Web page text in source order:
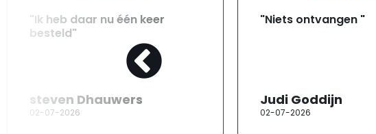
"Ik heb daar nu één keer
besteld"
steven Dhauwers
02-07-2026
"Niets ontvangen "
Judi Goddijn
02-07-2026